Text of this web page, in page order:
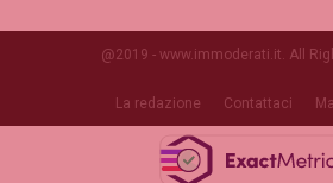
@2019 - www.immoderati.it. All
La redazione Contattaci